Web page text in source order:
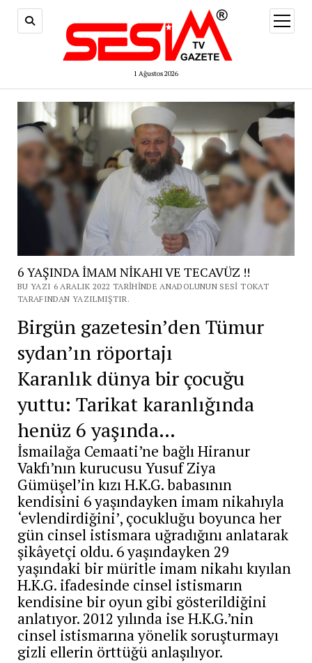
1 Ağustos 2026
aç
6 YAŞINDA İMAM NİKAHI VE TECAVÜZ !!
BU YAZI 6 ARALIK 2022 TARIHINDE ANADOLUNUN SESI TOKAT
TARAFINDAN YAZILMIŞTIR.
Birgün gazetesin’den Tümur
sydan’ın röportajı
Karanlık dünya bir çocuğu
yuttu: Tarikat karanlığında
henüz 6 yaşında…
İsmailağa Cemaati’ne bağlı Hiranur
Vakfı’nın kurucusu Yusuf Ziya
Gümüşel’in kızı H.K.G. babasının
kendisini 6 yaşındayken imam nikahıyla
‘evlendirdiğini’, çocukluğu boyunca her
gün cinsel istismara uğradığını anlatarak
şikâyetçi oldu. 6 yaşındayken 29
yaşındaki bir müritle imam nikahı kıyılan
H.K.G. ifadesinde cinsel istismarın
kendisine bir oyun gibi gösterildiğini
anlatıyor. 2012 yılında ise H.K.G.’nin
cinsel istismarına yönelik soruşturmayı
gizli ellerin örttüğü anlaşılıyor.